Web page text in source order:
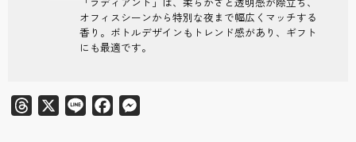
オフィスシーンから特別な夜まで幅広くマッチする
香り。ボトルデザインもトレンド感があり、ギフト
にも最適です。
Threads Line Facebook